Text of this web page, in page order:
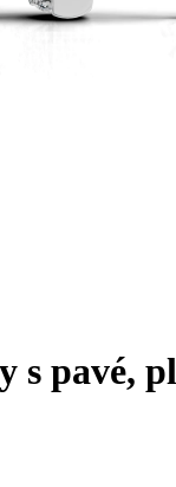
s pavé,